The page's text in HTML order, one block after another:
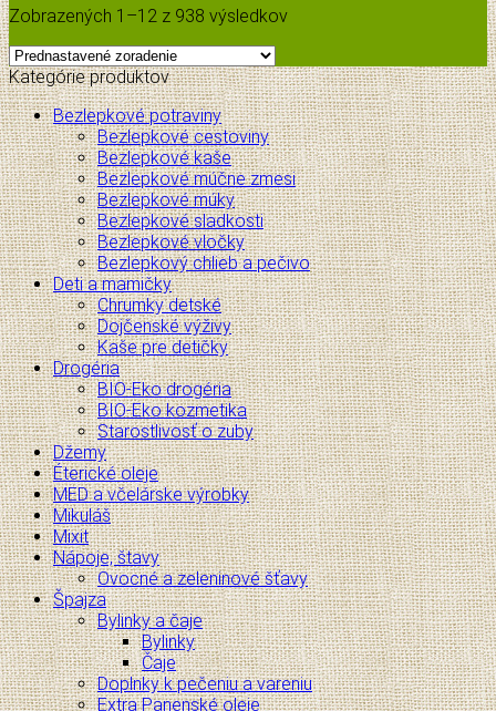
Zobrazených 1–12 z 938 výsledkov
Kategórie produktov
Bezlepkové potraviny
Bezlepkové cestoviny
Bezlepkové kaše
Bezlepkové múčne zmesi
Bezlepkové múky
Bezlepkové sladkosti
Bezlepkové vločky
Bezlepkový chlieb a pečivo
Deti a mamičky
Chrumky detské
Dojčenské výživy
Kaše pre detičky
Drogéria
BIO-Eko drogéria
BIO-Eko kozmetika
Starostlivosť o zuby
Džemy
Éterické oleje
MED a včelárske výrobky
Mikuláš
Mixit
Nápoje, štavy
Ovocné a zeleninové šťavy
Špajza
Bylinky a čaje
Bylinky
Čaje
Doplnky k pečeniu a vareniu
Extra Panenské oleje